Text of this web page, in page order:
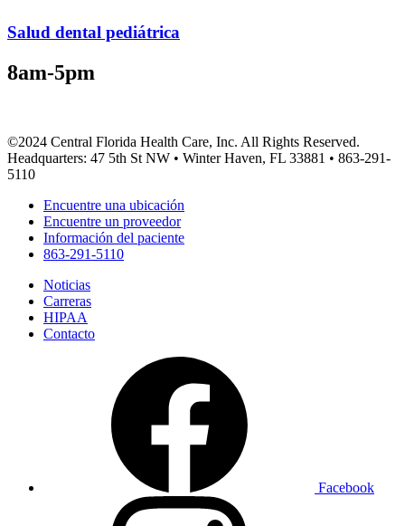
Salud dental pediátrica
8am-5pm
©2024 Central Florida Health Care, Inc. All Rights Reserved.
Headquarters: 47 5th St NW • Winter Haven, FL 33881 • 863-291-
5110
Encuentre una ubicación
Encuentre un proveedor
Información del paciente
863-291-5110
Noticias
Carreras
HIPAA
Contacto
Facebook